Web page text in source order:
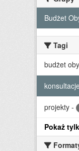
Budżet
Tagi
budżet
konsultacje
projekty -
Pokaż